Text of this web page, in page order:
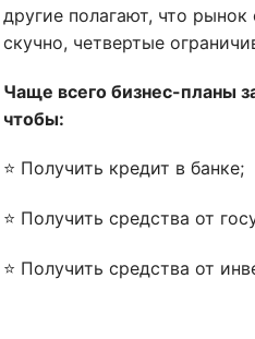
другие полагают, что
скучно, четвертые
Чаще всего бизнес-планы
чтобы:
⭐ Получить кредит в банке;
⭐ Получить средства от
⭐ Получить средства от